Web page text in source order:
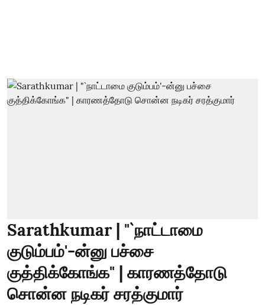
Sarathkumar | "`நாட்டாமை
குடும்பம்'-ன்னு பச்சை
குத்திக்கோங்க" | காரணத்தோடு
சொன்ன நடிகர் சரத்குமார்